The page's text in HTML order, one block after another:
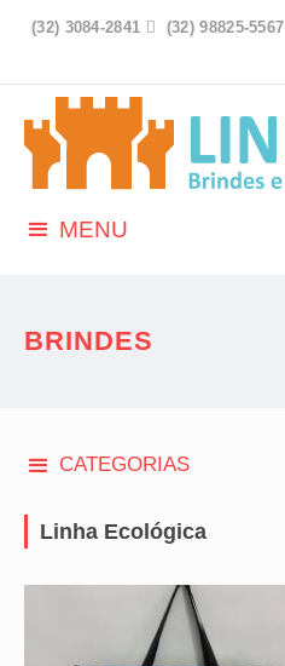
(32) 3084-2841  (32) 98825-5567
MENU
BRINDES
CATEGORIAS
Linha Ecológica